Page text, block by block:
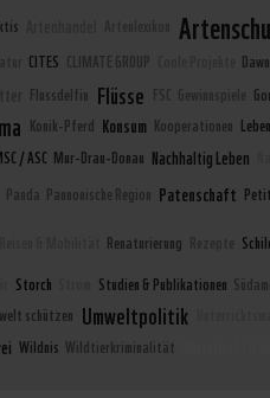
CITES CLIMATE GROUP
Flussdelfin Flüsse FSC
Konik-Pferd Konsum Kooperationen
/ ASC Mur-Drau-Donau Nachhaltig Leben
Panda Pannonische Region Patenschaft
Renaturierung
Storch Studien & Publikationen
schützen Umweltpolitik
Wildnis Wildtierkriminalität